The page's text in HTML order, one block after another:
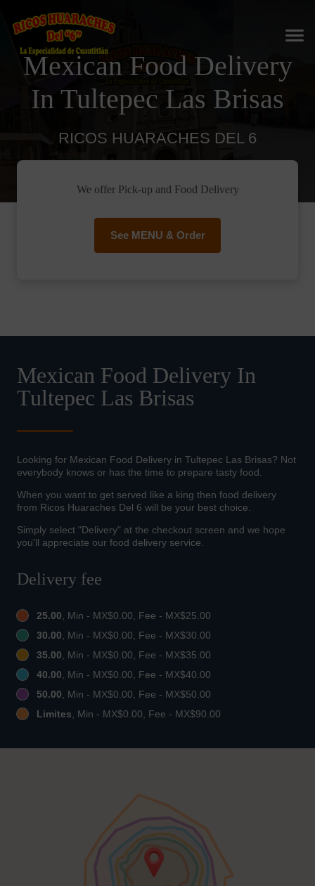
Mexican Food Delivery
In Tultepec Las Brisas
RICOS HUARACHES DEL 6
We offer Pick-up and Food Delivery
See MENU & Order
Mexican Food Delivery In
Tultepec Las Brisas
Looking for Mexican Food Delivery in Tultepec Las Brisas? Not
everybody knows or has the time to prepare tasty food.
When you want to get served like a king then food delivery
from Ricos Huaraches Del 6 will be your best choice.
Simply select "Delivery" at the checkout screen and we hope
you'll appreciate our food delivery service.
Delivery fee
25.00, Min - MX$0.00, Fee - MX$25.00
30.00, Min - MX$0.00, Fee - MX$30.00
35.00, Min - MX$0.00, Fee - MX$35.00
40.00, Min - MX$0.00, Fee - MX$40.00
50.00, Min - MX$0.00, Fee - MX$50.00
Limites, Min - MX$0.00, Fee - MX$90.00